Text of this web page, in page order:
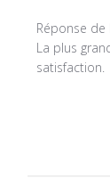
Réponse de
La plus
satisfaction.